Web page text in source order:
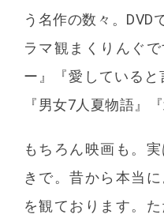
う名作の数々。DVD
ラマ観まくりんぐ
ー』『愛していると
『男女7人夏物語』
もちろん映画も。
きで。昔から本当
を観ております。